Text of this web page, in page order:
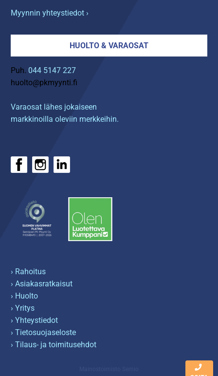
Myynnin yhteystiedot ›
HUOLTO & VARAOSAT
Puh. 044 5147 227
huolto@pkmyynti.fi
Varaosat lähes jokaiseen
markkinoilla oleviin merkkeihin.
› Rahoitus
› Asiakasratkaisut
› Huolto
› Yritys
› Yhteystiedot
› Tietosuojaseloste
› Tilaus- ja toimitusehdot